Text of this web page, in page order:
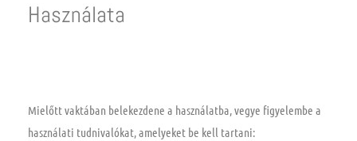
Használata
Mielőtt vaktában belekezdene a használatba, vegye figyelembe a
használati tudnivalókat, amelyeket be kell tartani: